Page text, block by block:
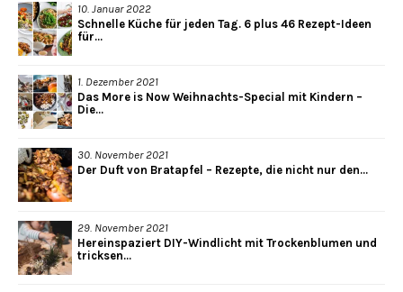
10. Januar 2022
Schnelle Küche für jeden Tag. 6 plus 46 Rezept-Ideen
für...
1. Dezember 2021
Das More is Now Weihnachts-Special mit Kindern –
Die...
30. November 2021
Der Duft von Bratapfel – Rezepte, die nicht nur den...
29. November 2021
Hereinspaziert DIY-Windlicht mit Trockenblumen und
tricksen...